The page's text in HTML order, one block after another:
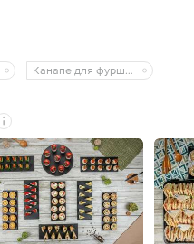
Канапе для фуршета